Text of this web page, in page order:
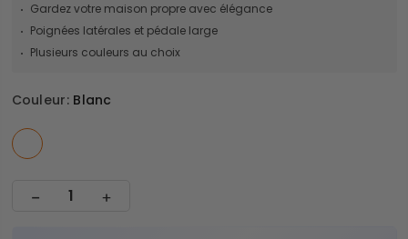
Gardez votre maison propre avec élégance
Poignées latérales et pédale large
Plusieurs couleurs au choix
Couleur: Blanc